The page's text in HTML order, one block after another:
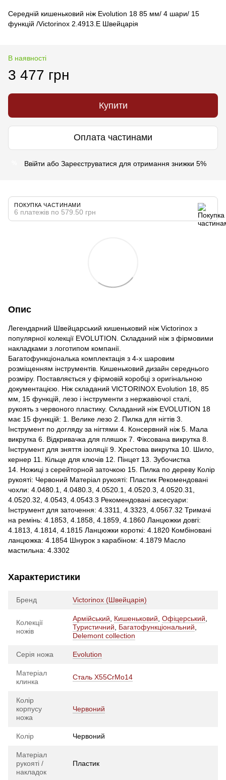
Середній кишеньковий ніж Evolution 18 85 мм/ 4 шари/ 15
функцій /Victorinox 2.4913.E Швейцарія
В наявності
3 477 грн
Купити
Оплата частинами
Ввійти або Зареєструватися для отримання знижки 5%
ПОКУПКА ЧАСТИНАМИ
6 платежів по 579.50 грн
Опис
Легендарний Швейцарський кишеньковий ніж Victorinox з
популярної колекції EVOLUTION. Складаний ніж з фірмовими
накладками з логотипом компанії.
Багатофункціональка комплектація з 4-х шаровим
розміщенням інструментів. Кишеньковий дизайн середнього
розміру. Поставляється у фірмовій коробці з оригінальною
документацією. Ніж складаний VICTORINOX Evolution 18, 85
мм, 15 функцій, лезо і інструменти з нержавіючої сталі,
рукоять з червоного пластику. Складаний ніж EVOLUTION 18
має 15 функцій: 1. Велике лезо 2. Пилка для нігтів 3.
Інструмент по догляду за нігтями 4. Консервний ніж 5. Мала
викрутка 6. Відкривачка для пляшок 7. Фіксована викрутка 8.
Інструмент для зняття ізоляції 9. Хрестова викрутка 10. Шило,
кернер 11. Кільце для ключів 12. Пінцет 13. Зубочистка
14. Ножиці з серейторной заточкою 15. Пилка по дереву Колір
рукояті: Червоний Матеріал рукояті: Пластик Рекомендовані
чохли: 4.0480.1, 4.0480.3, 4.0520.1, 4.0520.3, 4.0520.31,
4.0520.32, 4.0543, 4.0543.3 Рекомендовані аксесуари:
Інструмент для заточення: 4.3311, 4.3323, 4.0567.32 Тримачі
на ремінь: 4.1853, 4.1858, 4.1859, 4.1860 Ланцюжки довгі:
4.1813, 4.1814, 4.1815 Ланцюжки короткі: 4.1820 Комбіновані
ланцюжка: 4.1854 Шнурок з карабіном: 4.1879 Масло
мастильна: 4.3302
Характеристики
Бренд Victorinox (Швейцарія)
Колекції
ножів
Армійський Кишеньковий Офіцерський
Туристичний
Багатофункціональний
Delemont collection
Серія ножа Evolution
Матеріал
клинка
Сталь X55CrMo14
Колір
корпусу
ножа
Червоний
Колір Червоний
Матеріал
рукояті /
накладок
Пластик